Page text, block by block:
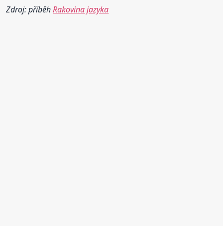
Zdroj: příběhRakovina jazyka